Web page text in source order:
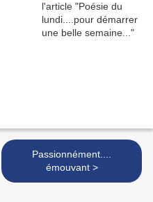
Passionnément....
émouvant >